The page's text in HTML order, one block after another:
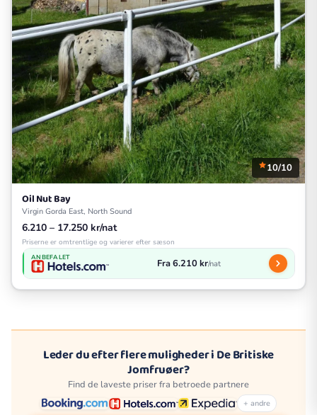
10/10
Oil Nut Bay
Virgin Gorda East, North Sound
6.210 – 17.250 kr/nat
Priserne er omtrentlige og varierer efter sæson
ANBEFALET Fra 6.210 kr/nat
Leder du efter flere muligheder i De Britiske
Jomfruøer?
Find de laveste priser fra betroede partnere
+ andre